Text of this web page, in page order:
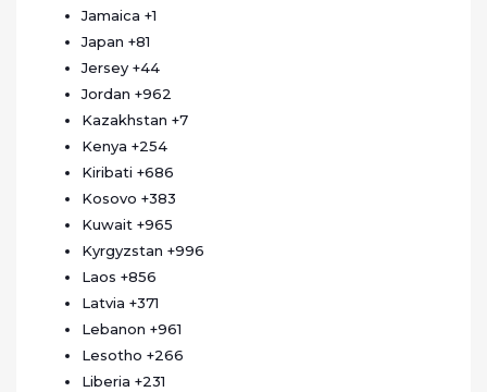
Jamaica +1
Japan +81
Jersey +44
Jordan +962
Kazakhstan +7
Kenya +254
Kiribati +686
Kosovo +383
Kuwait +965
Kyrgyzstan +996
Laos +856
Latvia +371
Lebanon +961
Lesotho +266
Liberia +231